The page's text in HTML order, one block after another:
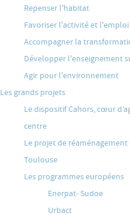
Repenser l'habitat
Favoriser l'activité et l'emploi
Accompagner la
Développer l'enseignement
Agir pour l'environnement
Les grands projets
Le dispositif Cahors, cœur
centre
Le projet de
Toulouse
Les programmes européens
Enerpat- Sudoe
Urbact